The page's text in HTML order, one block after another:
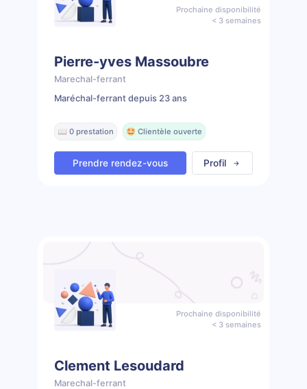
Prochaine disponibilité
< 3 semaines
Pierre-yves Massoubre
Marechal-ferrant
Maréchal-ferrant depuis 23 ans
📖 0 prestation 🤩 Clientèle ouverte
Prendre rendez-vous Profil
Prochaine disponibilité
< 3 semaines
Clement Lesoudard
Marechal-ferrant